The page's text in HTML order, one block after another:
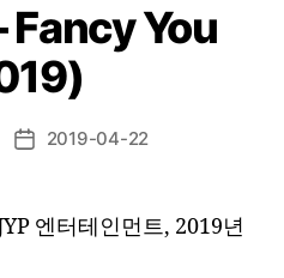
Fancy You
Post2019-04-22
엔터테인먼트, 2019년